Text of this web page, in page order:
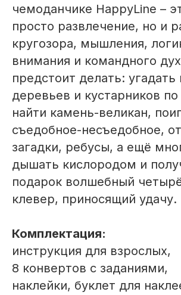
чемоданчике HappyLine –
просто развлечение, но и
кругозора, мышления,
внимания и командного
предстоит делать: угадать
деревьев и кустарников
найти камень-великан,
съедобное-несъедобное,
загадки, ребусы, а ещё
дышать кислородом и
подарок волшебный
клевер, приносящий удачу.
Комплектация:
инструкция для взрослых,
8 конвертов с заданиями,
наклейки, буклет для